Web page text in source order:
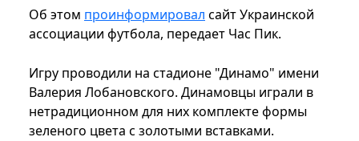
Об этом проинформировал сайт Украинской
ассоциации футбола, передает Час Пик.
Игру проводили на стадионе "Динамо" имени
Валерия Лобановского. Динамовцы играли в
нетрадиционном для них комплекте формы
зеленого цвета с золотыми вставками.